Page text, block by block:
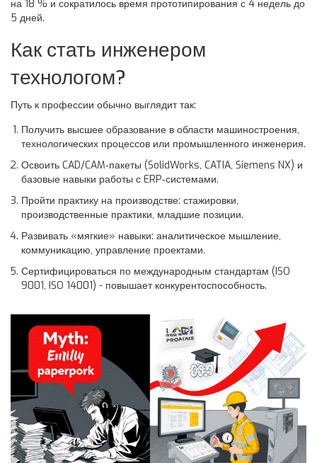
на 18 % и сократилось время прототипирования с 4 недель до
5 дней.
Как стать инженером
технологом?
Путь к профессии обычно выглядит так:
Получить высшее образование в области машиностроения,
технологических процессов или промышленного инженерия.
Освоить CAD/CAM‑пакеты (SolidWorks, CATIA, Siemens NX) и
базовые навыки работы с ERP‑системами.
Пройти практику на производстве: стажировки,
производственные практики, младшие позиции.
Развивать «мягкие» навыки: аналитическое мышление,
коммуникацию, управление проектами.
Сертифицироваться по международным стандартам (ISO
9001, ISO 14001) - повышает конкурентоспособность.